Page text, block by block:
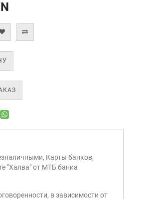
Карты банков,
"Халва" от МТБ банка
в зависимости от